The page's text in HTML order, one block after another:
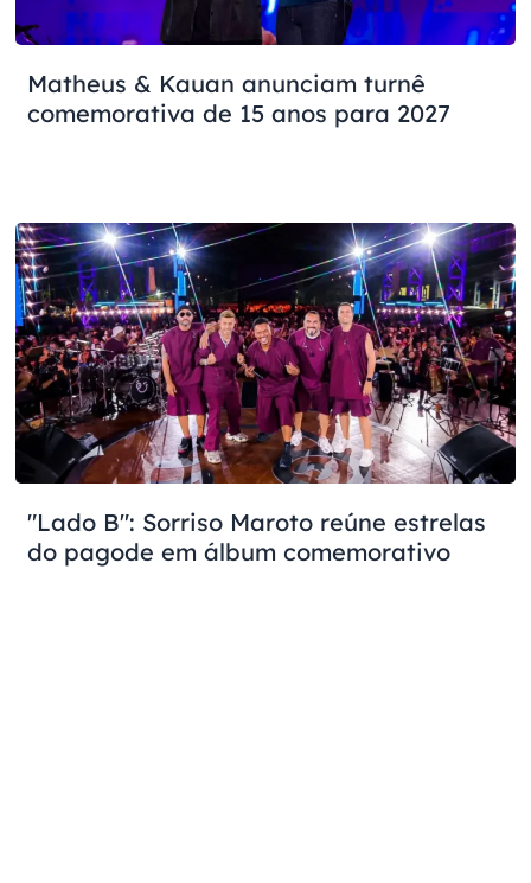
Matheus & Kauan anunciam turnê
comemorativa de 15 anos para 2027
"Lado B": Sorriso Maroto reúne estrelas
do pagode em álbum comemorativo